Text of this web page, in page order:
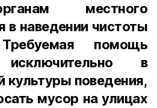
местного
в наведении чистоты
помощь
исключительно в
культуры поведения,
мусор на улицах